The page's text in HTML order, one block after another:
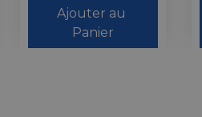
Ajouter au
Panier